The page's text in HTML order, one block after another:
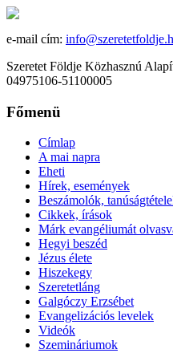
e-mail cím:
Szeretet Földje Közhasznú
04975106-51100005
Főmenü
Címlap
A mai napra
Eheti
Hírek, események
Beszámolók,
Cikkek, írások
Márk evangéliumát
Hegyi beszéd
Jézus élete
Hiszekegy
Szeretetláng
Galgóczy Erzsébet
Evangelizációs levelek
Videók
Szemináriumok